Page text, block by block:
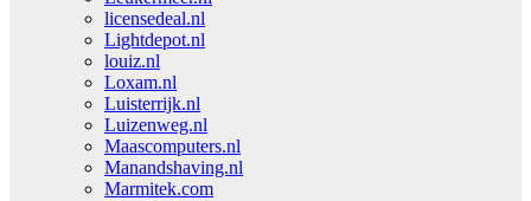
licensedeal.nl
Lightdepot.nl
louiz.nl
Loxam.nl
Luisterrijk.nl
Luizenweg.nl
Maascomputers.nl
Manandshaving.nl
Marmitek.com